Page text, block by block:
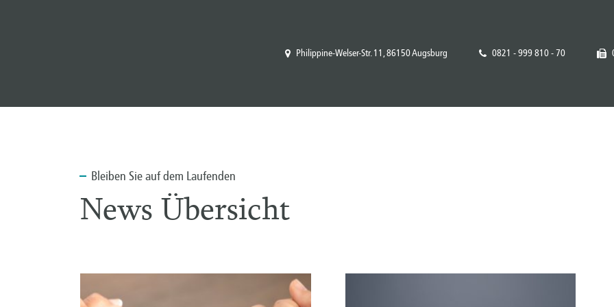
Philippine-Welser-Str. 11, 86150 Augsburg 0821 - 999 810 - 70
Bleiben Sie auf dem Laufenden
News Übersicht